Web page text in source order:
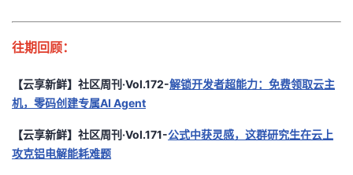
往期回顾：
【云享新鲜】社区周刊·Vol.172-解锁开发者超能力：免费领取云主
机，零码创建专属AI Agent
【云享新鲜】社区周刊·Vol.171-公式中获灵感，这群研究生在云上
攻克铝电解能耗难题